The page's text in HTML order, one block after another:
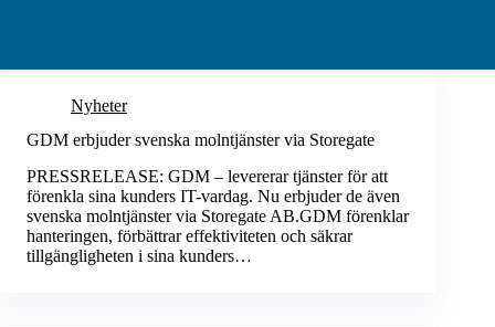
Nyheter
GDM erbjuder svenska molntjänster via Storegate
PRESSRELEASE: GDM – levererar tjänster för att
förenkla sina kunders IT-vardag. Nu erbjuder de även
svenska molntjänster via Storegate AB.GDM förenklar
hanteringen, förbättrar effektiviteten och säkrar
tillgängligheten i sina kunders…